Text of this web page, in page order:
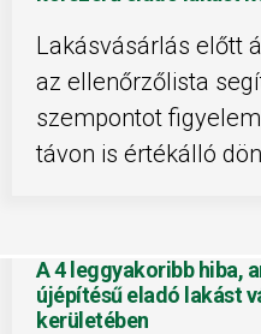
Lakásvásárlás előtt
az ellenőrzőlista
szempontot
távon is értékálló
A 4 leggyakoribb hiba,
újépítésű eladó lakást
kerületében